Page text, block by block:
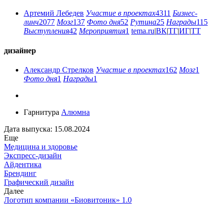
Артемий Лебедев Участие в проектах4311 Бизнес-
линч2077 Мозг137 Фото дня52 Рутина25 Награды115
Выступления42 Мероприятия1 tema.ru|ВК|ТГ|ИГ|ТТ
дизайнер
Александр Стрелков Участие в проектах162 Мозг1
Фото дня1 Награды1
Гарнитура Алюмна
Дата выпуска: 15.08.2024
Еще
Медицина и здоровье
Экспресс-дизайн
Айдентика
Брендинг
Графический дизайн
Далее
Логотип компании «Биовитоник» 1.0